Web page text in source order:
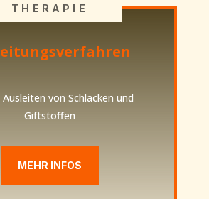
THERAPIE
Ausleiten von Schlacken und
Giftstoffen
MEHR INFOS